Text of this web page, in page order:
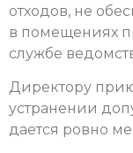
отходов, не
в помещениях
службе
Директору
устранении
дается ровно